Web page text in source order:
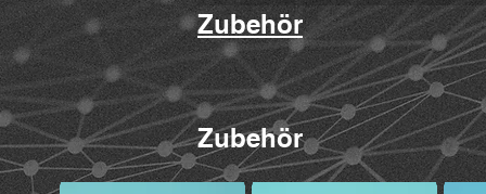
Zubehör
Zubehör